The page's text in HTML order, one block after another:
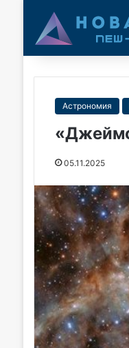
Астрономия
05.11.2025